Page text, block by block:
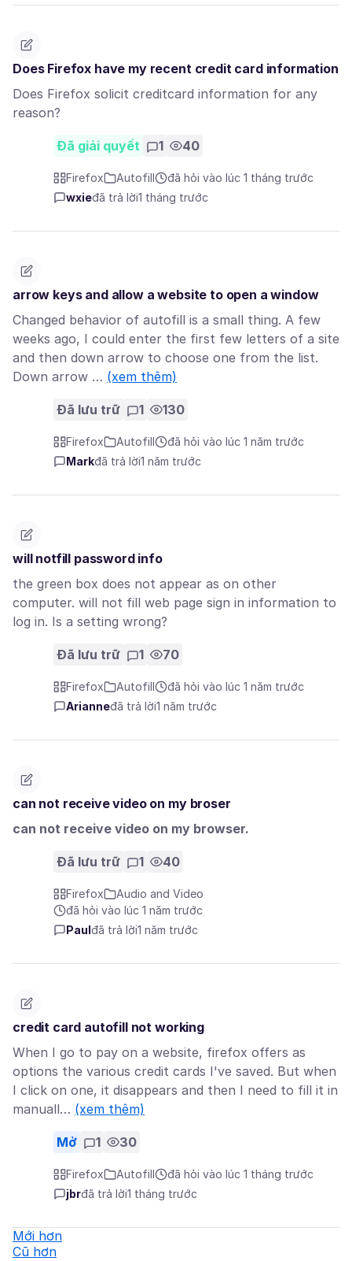
Does Firefox have my recent credit card information
Does Firefox solicit creditcard information for any
reason?
Đã giải quyết 1 40
Firefox Autofill
đã hỏi vào lúc 1 tháng trước
wxieđã trả lời1 tháng trước
arrow keys and allow a website to open a window
Changed behavior of autofill is a small thing. A few
weeks ago, I could enter the first few letters of a site
and then down arrow to choose one from the list.
Down arrow … (xem thêm)
Đã lưu trữ 1 130
Firefox Autofill
đã hỏi vào lúc 1 năm trước
Markđã trả lời1 năm trước
will notfill password info
the green box does not appear as on other
computer. will not fill web page sign in information to
log in. Is a setting wrong?
Đã lưu trữ 1 70
Firefox Autofill
đã hỏi vào lúc 1 năm trước
Arianneđã trả lời1 năm trước
can not receive video on my broser
can not receive video on my browser.
Đã lưu trữ 1 40
Firefox
Audio and Video
đã hỏi vào lúc 1 năm trước
Paul đã trả lời1 năm trước
credit card autofill not working
When I go to pay on a website, firefox offers as
options the various credit cards I've saved. But when
I click on one, it disappears and then I need to fill it in
manuall… (xem thêm)
Mở 1 30
Firefox Autofill
đã hỏi vào lúc 1 tháng trước
jbrđã trả lời1 tháng trước
Mới hơn
Cũ hơn